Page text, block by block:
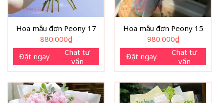
Hoa mẫu đơn Peony 17
880.000₫
Đặt ngay
Chat tư
vấn
Hoa mẫu đơn Peony 15
980.000₫
Đặt ngay
Chat tư
vấn